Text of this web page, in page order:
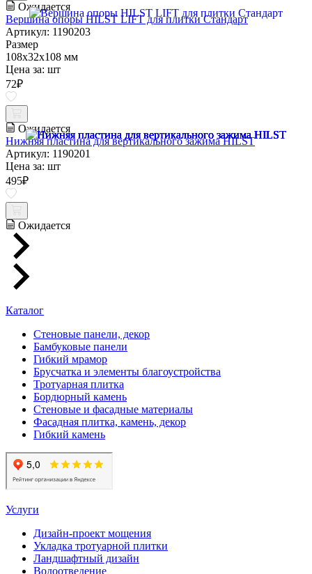
Ожидается
Вершина опоры HILST LIFT для плитки Стандарт
Артикул: 1190203
Размер
108х32х108 мм
Цена за: шт
72₽
Ожидается
Нижняя пластина для вертикального зажима HILST
Артикул: 1190201
Цена за: шт
495₽
Ожидается
Каталог
Стеновые панели, декор
Бамбуковые панели
Гибкий мрамор
Брусчатка и элементы благоустройства
Тротуарная плитка
Бордюрный камень
Стеновые и фасадные материалы
Фасадная плитка, камень, декор
Гибкий камень
Услуги
Дизайн-проект мощения
Укладка тротуарной плитки
Ландшафтный дизайн
Водоотведение